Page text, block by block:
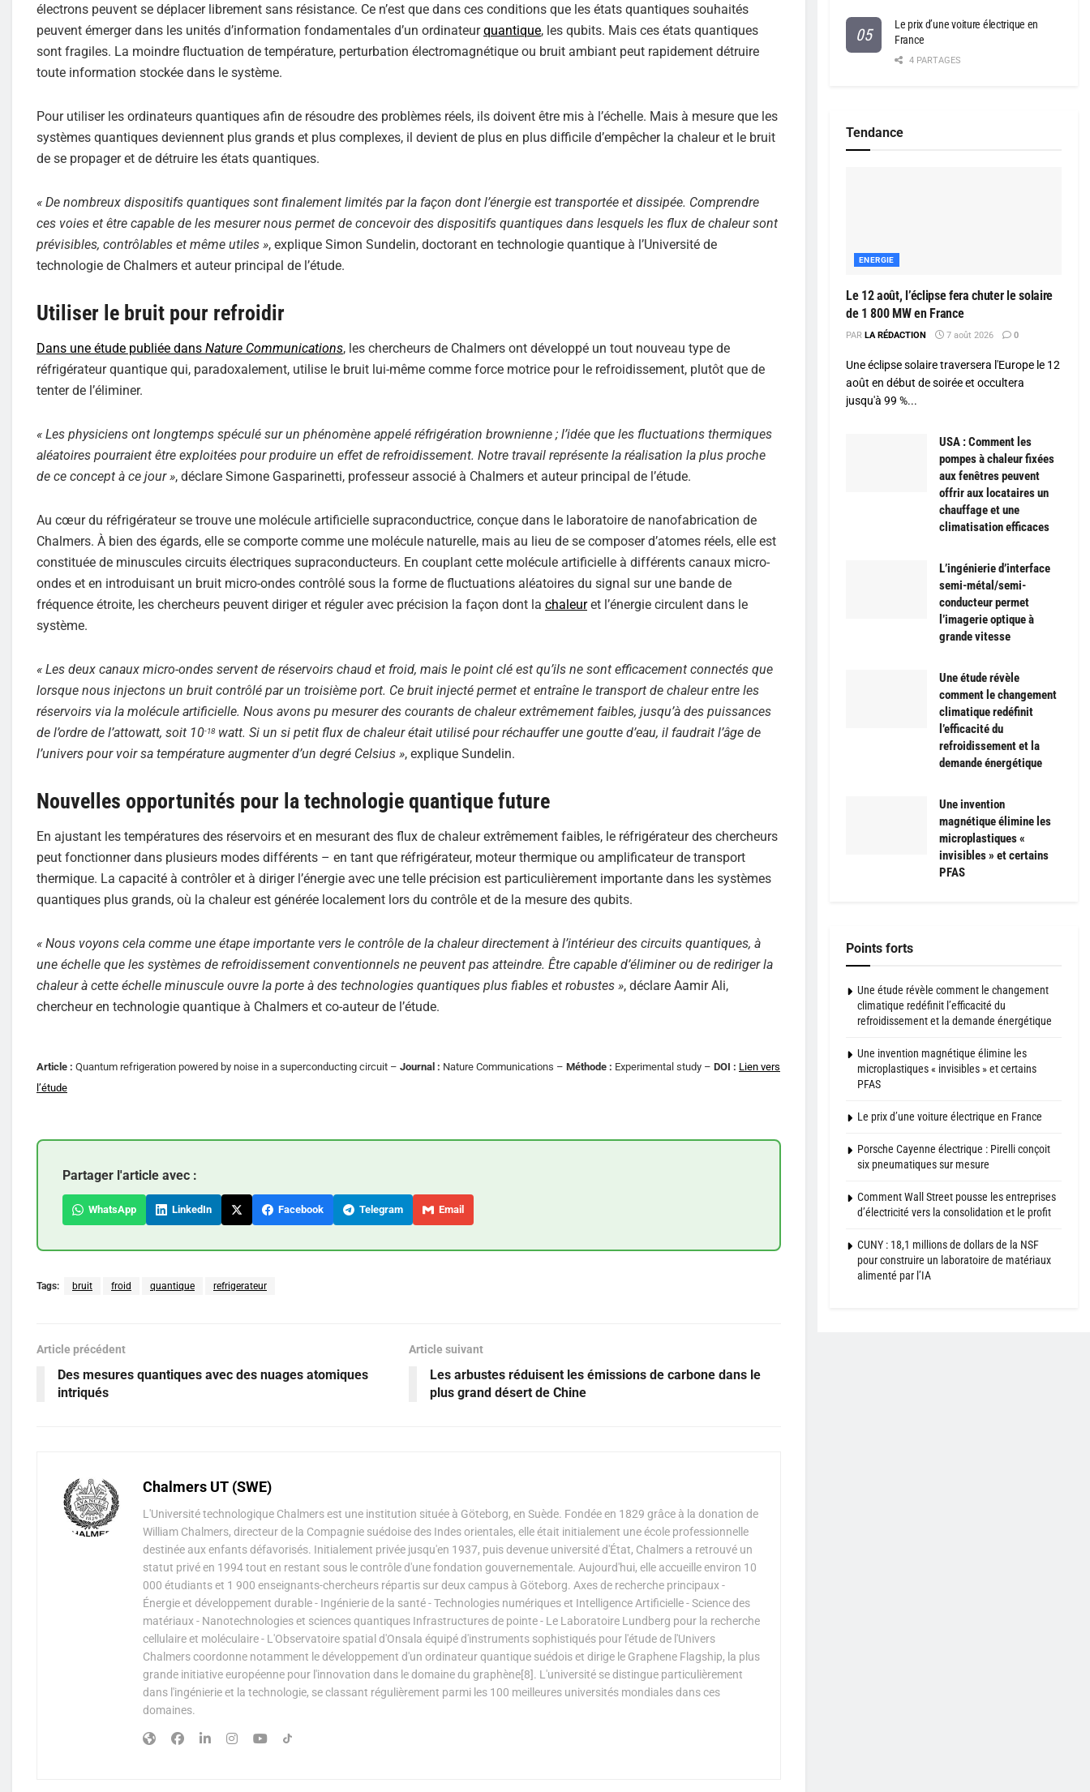
électrons peuvent se déplacer librement sans résistance. Ce n’est que dans ces conditions que les états quantiques souhaités
peuvent émerger dans les unités d’information fondamentales d’un ordinateurquantique, les qubits. Mais ces états quantiques
sont fragiles. La moindre fluctuation de température, perturbation électromagnétique ou bruit ambiant peut rapidement détruire
toute information stockée dans le système.
Pour utiliser les ordinateurs quantiques afin de résoudre des problèmes réels, ils doivent être mis à l’échelle. Mais à mesure que les
systèmes quantiques deviennent plus grands et plus complexes, il devient de plus en plus difficile d’empêcher la chaleur et le bruit
de se propager et de détruire les états quantiques.
« De nombreux dispositifs quantiques sont finalement limités par la façon dont l’énergie est transportée et dissipée. Comprendre
ces voies et être capable de les mesurer nous permet de concevoir des dispositifs quantiques dans lesquels les flux de chaleur sont
prévisibles, contrôlables et même utiles », explique Simon Sundelin, doctorant en technologie quantique à l’Université de
technologie de Chalmers et auteur principal de l’étude.
Utiliser le bruit pour refroidir
Dans une étude publiée dans Nature Communications, les chercheurs de Chalmers ont développé un tout nouveau type de
réfrigérateur quantique qui, paradoxalement, utilise le bruit lui-même comme force motrice pour le refroidissement, plutôt que de
tenter de l’éliminer.
« Les physiciens ont longtemps spéculé sur un phénomène appelé réfrigération brownienne ; l’idée que les fluctuations thermiques
aléatoires pourraient être exploitées pour produire un effet de refroidissement. Notre travail représente la réalisation la plus proche
de ce concept à ce jour », déclare Simone Gasparinetti, professeur associé à Chalmers et auteur principal de l’étude.
Au cœur du réfrigérateur se trouve une molécule artificielle supraconductrice, conçue dans le laboratoire de nanofabrication de
Chalmers. À bien des égards, elle se comporte comme une molécule naturelle, mais au lieu de se composer d’atomes réels, elle est
constituée de minuscules circuits électriques supraconducteurs. En couplant cette molécule artificielle à différents canaux micro-
ondes et en introduisant un bruit micro-ondes contrôlé sous la forme de fluctuations aléatoires du signal sur une bande de
fréquence étroite, les chercheurs peuvent diriger et réguler avec précision la façon dont la chaleuret l’énergie circulent dans le
système.
« Les deux canaux micro-ondes servent de réservoirs chaud et froid, mais le point clé est qu’ils ne sont efficacement connectés que
lorsque nous injectons un bruit contrôlé par un troisième port. Ce bruit injecté permet et entraîne le transport de chaleur entre les
réservoirs via la molécule artificielle. Nous avons pu mesurer des courants de chaleur extrêmement faibles, jusqu’à des puissances
de l’ordre de l’attowatt, soit 10-18 watt. Si un si petit flux de chaleur était utilisé pour réchauffer une goutte d’eau, il faudrait l’âge de
l’univers pour voir sa température augmenter d’un degré Celsius », explique Sundelin.
Nouvelles opportunités pour la technologie quantique future
En ajustant les températures des réservoirs et en mesurant des flux de chaleur extrêmement faibles, le réfrigérateur des chercheurs
peut fonctionner dans plusieurs modes différents – en tant que réfrigérateur, moteur thermique ou amplificateur de transport
thermique. La capacité à contrôler et à diriger l’énergie avec une telle précision est particulièrement importante dans les systèmes
quantiques plus grands, où la chaleur est générée localement lors du contrôle et de la mesure des qubits.
« Nous voyons cela comme une étape importante vers le contrôle de la chaleur directement à l’intérieur des circuits quantiques, à
une échelle que les systèmes de refroidissement conventionnels ne peuvent pas atteindre. Être capable d’éliminer ou de rediriger la
chaleur à cette échelle minuscule ouvre la porte à des technologies quantiques plus fiables et robustes », déclare Aamir Ali,
chercheur en technologie quantique à Chalmers et co-auteur de l’étude.
Article : Quantum refrigeration powered by noise in a superconducting circuit – Journal : Nature Communications – Méthode : Experimental study – DOI : Lien vers
l’étude
Partager l'article avec :
WhatsApp LinkedIn Facebook Telegram Email
Tags: bruit froid quantique refrigerateur
Article précédent
Des mesures quantiques avec des nuages atomiques
intriqués
Article suivant
Les arbustes réduisent les émissions de carbone dans le
plus grand désert de Chine
Chalmers UT (SWE)
L'Université technologique Chalmers est une institution située à Göteborg, en Suède. Fondée en 1829 grâce à la donation de
William Chalmers, directeur de la Compagnie suédoise des Indes orientales, elle était initialement une école professionnelle
destinée aux enfants défavorisés. Initialement privée jusqu'en 1937, puis devenue université d'État, Chalmers a retrouvé un
statut privé en 1994 tout en restant sous le contrôle d'une fondation gouvernementale. Aujourd'hui, elle accueille environ 10
000 étudiants et 1 900 enseignants-chercheurs répartis sur deux campus à Göteborg. Axes de recherche principaux -
Énergie et développement durable - Ingénierie de la santé - Technologies numériques et Intelligence Artificielle - Science des
matériaux - Nanotechnologies et sciences quantiques Infrastructures de pointe - Le Laboratoire Lundberg pour la recherche
cellulaire et moléculaire - L'Observatoire spatial d'Onsala équipé d'instruments sophistiqués pour l'étude de l'Univers
Chalmers coordonne notamment le développement d'un ordinateur quantique suédois et dirige le Graphene Flagship, la plus
grande initiative européenne pour l'innovation dans le domaine du graphène[8]. L'université se distingue particulièrement
dans l'ingénierie et la technologie, se classant régulièrement parmi les 100 meilleures universités mondiales dans ces
domaines.
Le prix d’une voiture électrique en
France
4 PARTAGES
Tendance
ENERGIE
Le 12 août, l’éclipse fera chuter le solaire
de 1 800 MW en France
PAR LA RÉDACTION 7 août 2026 0
Une éclipse solaire traversera l'Europe le 12
août en début de soirée et occultera
jusqu'à 99 %...
USA : Comment les
pompes à chaleur fixées
aux fenêtres peuvent
offrir aux locataires un
chauffage et une
climatisation efficaces
L’ingénierie d’interface
semi-métal/semi-
conducteur permet
l’imagerie optique à
grande vitesse
Une étude révèle
comment le changement
climatique redéfinit
l’efficacité du
refroidissement et la
demande énergétique
Une invention
magnétique élimine les
microplastiques «
invisibles » et certains
PFAS
Points forts
Une étude révèle comment le changement
climatique redéfinit l’efficacité du
refroidissement et la demande énergétique
Une invention magnétique élimine les
microplastiques « invisibles » et certains
PFAS
Le prix d’une voiture électrique en France
Porsche Cayenne électrique : Pirelli conçoit
six pneumatiques sur mesure
Comment Wall Street pousse les entreprises
d’électricité vers la consolidation et le profit
CUNY : 18,1 millions de dollars de la NSF
pour construire un laboratoire de matériaux
alimenté par l’IA